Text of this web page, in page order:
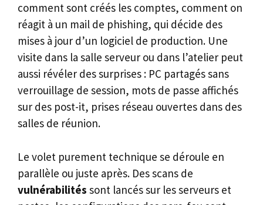
comment sont créés les comptes, comment on
réagit à un mail de phishing, qui décide des
mises à jour d’un logiciel de production. Une
visite dans la salle serveur ou dans l’atelier peut
aussi révéler des surprises : PC partagés sans
verrouillage de session, mots de passe affichés
sur des post-it, prises réseau ouvertes dans des
salles de réunion.
Le volet purement technique se déroule en
parallèle ou juste après. Des scans de
vulnérabilités sont lancés sur les serveurs et